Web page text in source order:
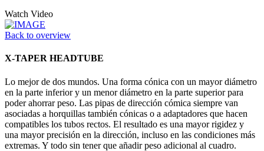
Watch Video
Back to overview
X-TAPER HEADTUBE
Lo mejor de dos mundos. Una forma cónica con un mayor diámetro
en la parte inferior y un menor diámetro en la parte superior para
poder ahorrar peso. Las pipas de dirección cómica siempre van
asociadas a horquillas también cónicas o a adaptadores que hacen
compatibles los tubos rectos. El resultado es una mayor rigidez y
una mayor precisión en la dirección, incluso en las condiciones más
extremas. Y todo sin tener que añadir peso adicional al cuadro.